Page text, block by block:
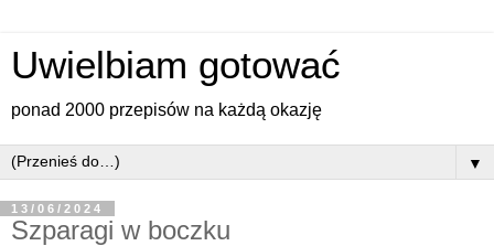
Uwielbiam gotować
ponad 2000 przepisów na każdą okazję
▼
13/06/2024
Szparagi w boczku